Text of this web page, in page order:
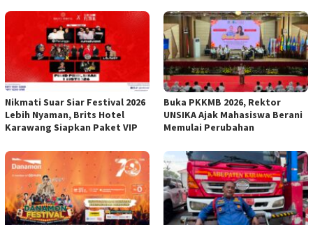
Nikmati Suar Siar Festival 2026
Lebih Nyaman, Brits Hotel
Karawang Siapkan Paket VIP
Buka PKKMB 2026, Rektor
UNSIKA Ajak Mahasiswa Berani
Memulai Perubahan